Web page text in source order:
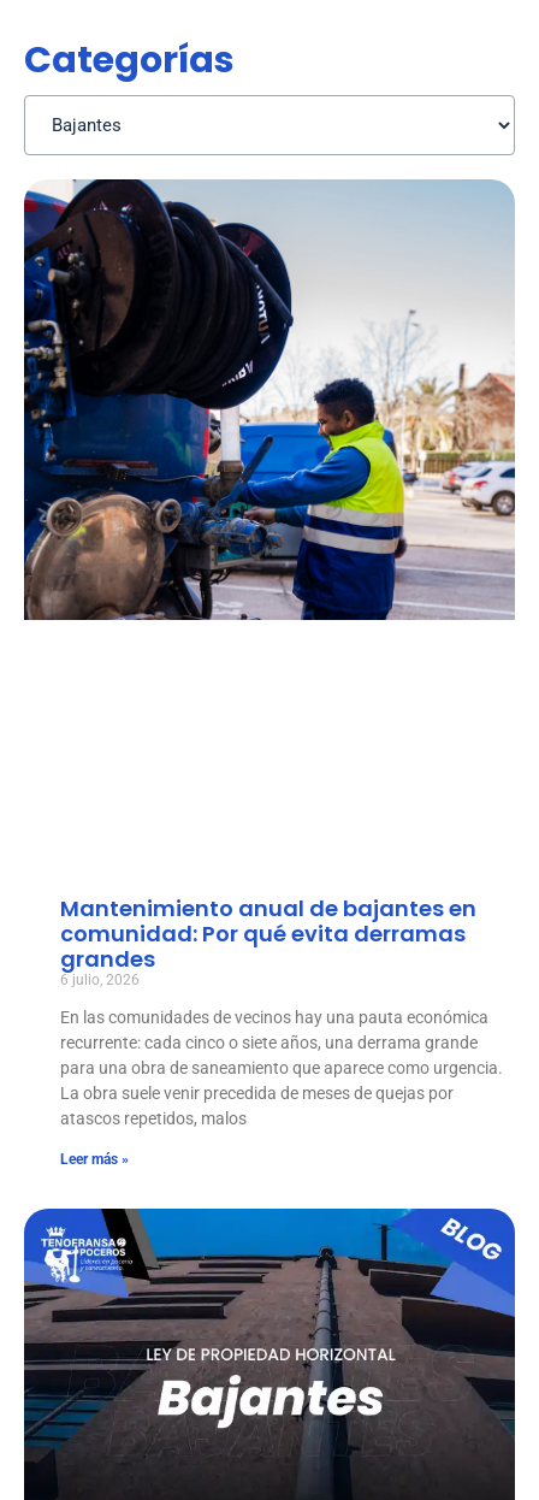
Mantenimiento anual de bajantes en
comunidad: Por qué evita derramas
grandes
6 julio, 2026
En las comunidades de vecinos hay una pauta económica
recurrente: cada cinco o siete años, una derrama grande
para una obra de saneamiento que aparece como urgencia.
La obra suele venir precedida de meses de quejas por
atascos repetidos, malos
Leer más »
Categorías